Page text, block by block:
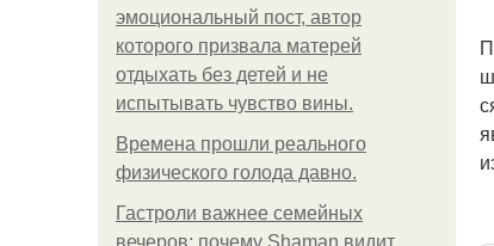
эмоциональный пост, автор
которого призвала матерей
отдыхать без детей и не
испытывать чувство вины.
Bpeмена прошли реального
физического голода давно.
Гастроли важнее семейных
вечеров: почему Shaman видит